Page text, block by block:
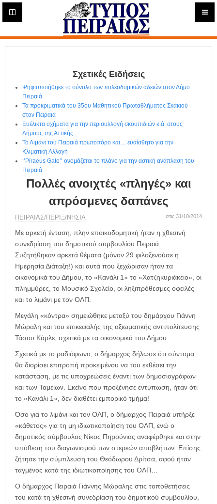
Η
ε
ρ
Σχετικές Ειδήσεις
Ψηφιοποιήθηκε το σύνολο των πολεοδομικών αδειών στον Δήμο
Πειραιά
Τα προκριματικά του 35ου Μαθητικού Πρωταθλήματος Σκακιού
στον Πειραιά
Ευέλικτα οχήματα για την περισυλλογή σκουπιδιών κ.ά. στους
Δήμους της Αττικής
Το Λιμάνι του Πειραιά πρωτοπόρο και… ευαίσθητο για την
Κλιματική Αλλαγή
‘’Piraeus Gate’’ ονομάζεται το πλάνο για την αστική ανάπλαση του
Πειραιά
Πολλές ανοιχτές «πληγές» και
απρόσμενες δαπάνες
ΠΕΙΡΑΙΑΣ/ΠΕΡΙΞ/ΝΗΣΙΑ στις 31/10/2014
Με αρκετή ένταση, πλην εποικοδομητική ήταν η χθεσινή
συνεδρίαση του δημοτικού συμβουλίου Πειραιά.
Συζητήθηκαν αρκετά θέματα (μόνον 29 φιλοξενούσε η
Ημερησία Διάταξη!) και αυτά που ξεχώρισαν ήταν τα
οικονομικά του Δήμου, το «Κανάλι 1» το «Χατζηκυριάκειο», οι
πλημμύρες, το Μουσικό Σχολείο, οι ληξιπρόθεσμες οφειλές
και το λιμάνι με τον ΟΛΠ.
Μεγάλη «κόντρα» σημειώθηκε μεταξύ του δημάρχου Γιάννη
Μώραλη και του επικεφαλής της αξιωματικής αντιπολίτευσης
Τάσου Κάρλε, σχετικά με τα οικονομικά του Δήμου.
Σχετικά με το ραδιόφωνο, ο δήμαρχος δήλωσε ότι σύντομα
θα διορίσει επιτροπή προκειμένου να του εκθέσει την
κατάσταση, με τις υποχρεώσεις έναντι των δημοσιογράφων
και των Ταμείων. Εκείνο που προξένησε εντύπωση, ήταν ότι
το «Κανάλι 1», δεν διαθέτει εμπορικό τμήμα!
Όσο για το λιμάνι και τον ΟΛΠ, ο δήμαρχος Πειραιά υπήρξε
«κάθετος» για τη μη ιδιωτικοποίηση του ΟΛΠ, ενώ ο
δημοτικός σύμβουλος Νίκος Πηρούνιας αναφέρθηκε και στην
υπόθεση του διαγωνισμού των στερεών αποβλήτων. Επίσης
ζήτησε την σύμπλευση του Θεόδωρου Δρίτσα, αφού ήταν
ταγμένος κατά της ιδιωτικοποίησης του ΟΛΠ…
Ο δήμαρχος Πειραιά Γιάννης Μώραλης στις τοποθετήσεις
του κατά τη χθεσινή συνεδρίαση του δημοτικού συμβουλίου,